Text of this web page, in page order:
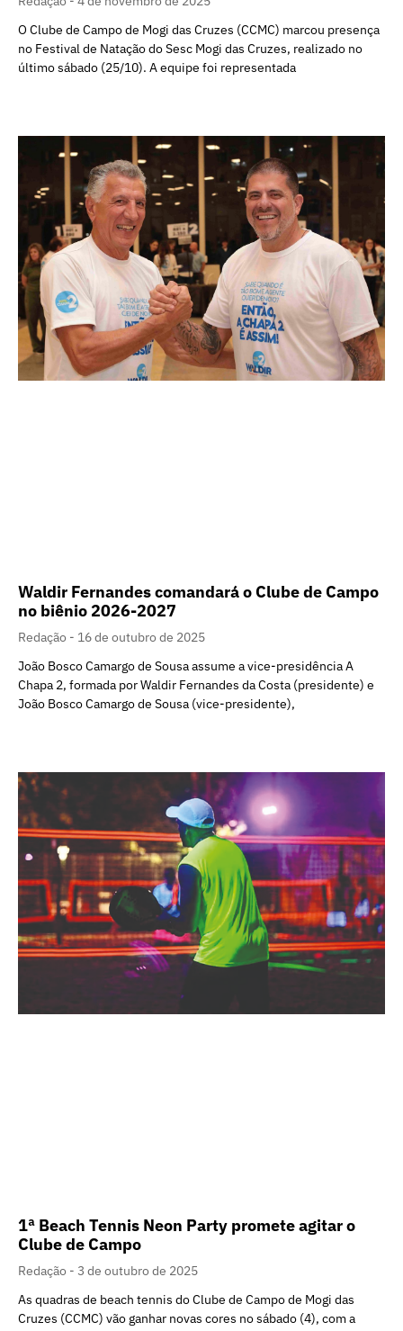
O Clube de Campo de Mogi das Cruzes (CCMC) marcou presença
no Festival de Natação do Sesc Mogi das Cruzes, realizado no
último sábado (25/10). A equipe foi representada
Waldir Fernandes comandará o Clube de Campo
no biênio 2026-2027
Redação
16 de outubro de 2025
João Bosco Camargo de Sousa assume a vice-presidência A
Chapa 2, formada por Waldir Fernandes da Costa (presidente) e
João Bosco Camargo de Sousa (vice-presidente),
1ª Beach Tennis Neon Party promete agitar o
Clube de Campo
Redação
3 de outubro de 2025
As quadras de beach tennis do Clube de Campo de Mogi das
Cruzes (CCMC) vão ganhar novas cores no sábado (4), com a